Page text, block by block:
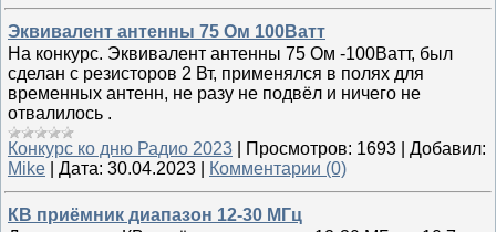
Эквивалент антенны 75 Ом 100Ватт
На конкурс. Эквивалент антенны 75 Ом -100Ватт, был
сделан с резисторов 2 Вт, применялся в полях для
временных антенн, не разу не подвёл и ничего не
отвалилось .
Конкурс ко дню Радио 2023
Просмотров: 1693
Добавил:
Mike
Дата: 30.04.2023 Комментарии (0)
КВ приёмник диапазон 12-30 МГц